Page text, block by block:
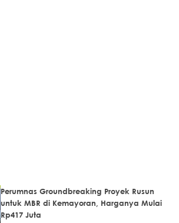
Perumnas Groundbreaking Proyek Rusun
untuk MBR di Kemayoran, Harganya Mulai
Rp417 Juta